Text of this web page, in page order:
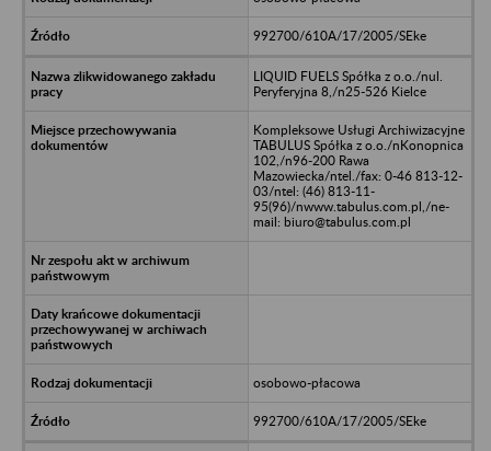
992700/610A/17/2005/SEke
LIQUID FUELS Spółka z o.o./nul.
Peryferyjna 8,/n25-526 Kielce
Kompleksowe Usługi Archiwizacyjne
TABULUS Spółka z o.o./nKonopnica
102,/n96-200 Rawa
Mazowiecka/ntel./fax: 0-46 813-12-
03/ntel: (46) 813-11-
95(96)/nwww.tabulus.com.pl,/ne-
mail: biuro@tabulus.com.pl
osobowo-płacowa
992700/610A/17/2005/SEke